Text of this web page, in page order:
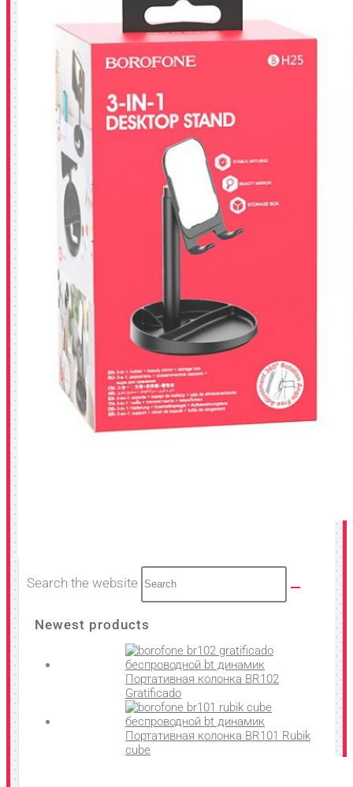
Search the website
Newest products
Портативная колонка BR102
Gratificado
Портативная колонка BR101 Rubik
cube